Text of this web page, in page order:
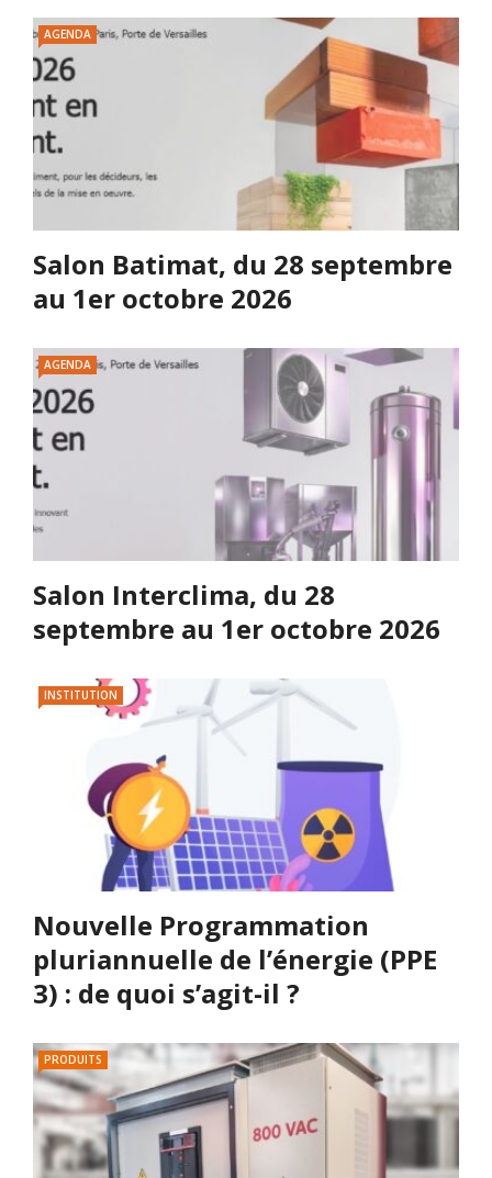
AGENDA
Salon Batimat, du 28 septembre
au 1er octobre 2026
AGENDA
Salon Interclima, du 28
septembre au 1er octobre 2026
INSTITUTION
Nouvelle Programmation
pluriannuelle de l’énergie (PPE
3) : de quoi s’agit-il ?
PRODUITS